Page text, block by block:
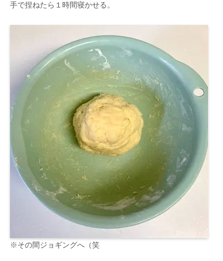
手で捏ねたら１時間寝かせる。
※その間ジョギングへ（笑